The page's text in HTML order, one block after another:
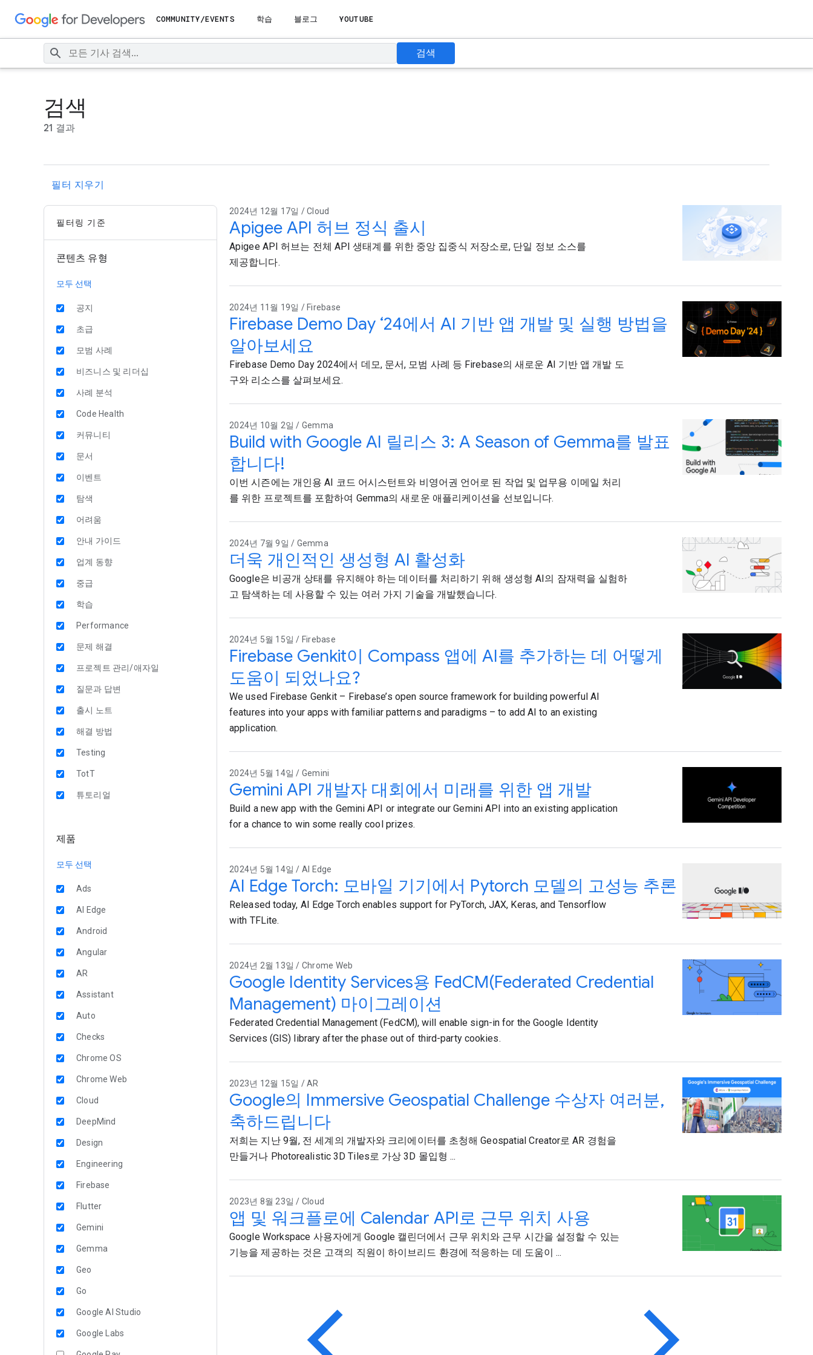
COMMUNITY/EVENTS 학습 블로그 YOUTUBE
검색
검색
21 결과
필터 지우기
필터링 기준
콘텐츠 유형
모두 선택
공지
초급
모범 사례
비즈니스 및 리더십
사례 분석
Code Health
커뮤니티
문서
이벤트
탐색
어려움
안내 가이드
업계 동향
중급
학습
Performance
문제 해결
프로젝트 관리/애자일
질문과 답변
출시 노트
해결 방법
Testing
TotT
튜토리얼
제품
모두 선택
Ads
AI Edge
Android
Angular
AR
Assistant
Auto
Checks
Chrome OS
Chrome Web
Cloud
DeepMind
Design
Engineering
Firebase
Flutter
Gemini
Gemma
Geo
Go
Google AI Studio
Google Labs
2024년 12월 17일 / Cloud
Apigee API 허브 정식 출시
Apigee API 허브는 전체 API 생태계를 위한 중앙 집중식 저장소로, 단일 정보 소스를
제공합니다.
2024년 11월 19일 / Firebase
Firebase Demo Day ‘24에서 AI 기반 앱 개발 및 실행 방법을
알아보세요
Firebase Demo Day 2024에서 데모, 문서, 모범 사례 등 Firebase의 새로운 AI 기반 앱 개발 도
구와 리소스를 살펴보세요.
2024년 10월 2일 / Gemma
Build with Google AI 릴리스 3: A Season of Gemma를 발표
합니다!
이번 시즌에는 개인용 AI 코드 어시스턴트와 비영어권 언어로 된 작업 및 업무용 이메일 처리
를 위한 프로젝트를 포함하여 Gemma의 새로운 애플리케이션을 선보입니다.
2024년 7월 9일 / Gemma
더욱 개인적인 생성형 AI 활성화
Google은 비공개 상태를 유지해야 하는 데이터를 처리하기 위해 생성형 AI의 잠재력을 실험하
고 탐색하는 데 사용할 수 있는 여러 가지 기술을 개발했습니다.
2024년 5월 15일 / Firebase
Firebase Genkit이 Compass 앱에 AI를 추가하는 데 어떻게
도움이 되었나요?
We used Firebase Genkit – Firebase’s open source framework for building powerful AI
features into your apps with familiar patterns and paradigms – to add AI to an existing
application.
2024년 5월 14일 / Gemini
Gemini API 개발자 대회에서 미래를 위한 앱 개발
Build a new app with the Gemini API or integrate our Gemini API into an existing application
for a chance to win some really cool prizes.
2024년 5월 14일 / AI Edge
AI Edge Torch: 모바일 기기에서 Pytorch 모델의 고성능 추론
Released today, AI Edge Torch enables support for PyTorch, JAX, Keras, and Tensorflow
with TFLite.
2024년 2월 13일 / Chrome Web
Google Identity Services용 FedCM(Federated Credential
Management) 마이그레이션
Federated Credential Management (FedCM), will enable sign-in for the Google Identity
Services (GIS) library after the phase out of third-party cookies.
2023년 12월 15일 / AR
Google의 Immersive Geospatial Challenge 수상자 여러분,
축하드립니다
저희는 지난 9월, 전 세계의 개발자와 크리에이터를 초청해 Geospatial Creator로 AR 경험을
만들거나 Photorealistic 3D Tiles로 가상 3D 몰입형 ...
2023년 8월 23일 / Cloud
앱 및 워크플로에 Calendar API로 근무 위치 사용
Google Workspace 사용자에게 Google 캘린더에서 근무 위치와 근무 시간을 설정할 수 있는
기능을 제공하는 것은 고객의 직원이 하이브리드 환경에 적응하는 데 도움이 ...